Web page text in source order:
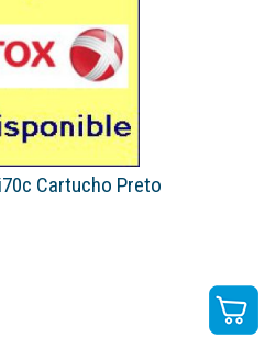
Cartucho Preto